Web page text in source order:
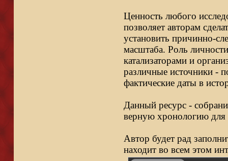
Ценность любого
позволяет авторам
установить причинно-
масштаба. Роль
катализаторами и
различные источники -
фактические даты в
Данный ресурс -
верную хронологию для
Автор будет рад
находит во всем этом